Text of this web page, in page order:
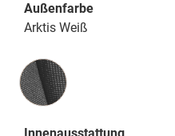
Außenfarbe
Arktis Weiß
Innenausstattung